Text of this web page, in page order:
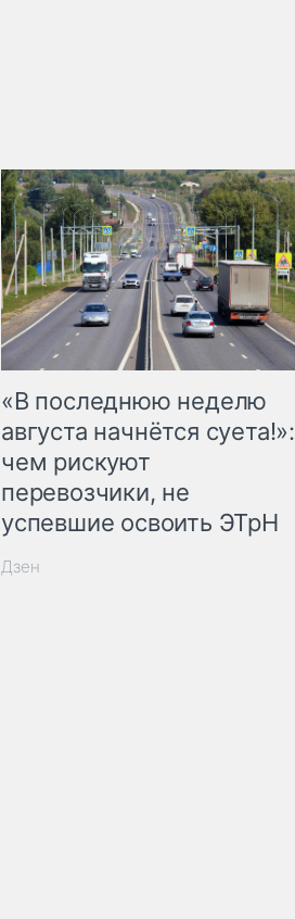
«В последнюю неделю
августа начнётся суета!»:
чем рискуют
перевозчики, не
успевшие освоить ЭТрН
Дзен